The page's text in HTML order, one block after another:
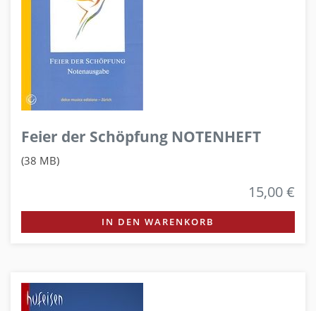
Feier der Schöpfung NOTENHEFT
(38 MB)
15,00 €
IN DEN WARENKORB